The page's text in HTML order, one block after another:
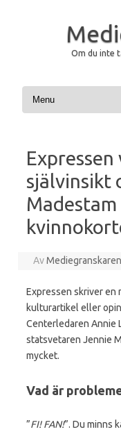
Om du inte
Hoppa till innehåll
självinsikt
AvMediegranskaren
Expressen skriver en
kulturartikel eller
Centerledaren Annie
statsvetaren Jennie
mycket.
Vad är
”FI! FAN!”. Du minns